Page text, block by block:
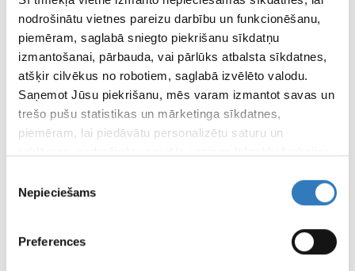
nodrošinātu vietnes pareizu darbību un funkcionēšanu,
piemēram, saglabā sniegto piekrišanu sīkdatņu
izmantošanai, pārbauda, vai pārlūks atbalsta sīkdatnes,
atšķir cilvēkus no robotiem, saglabā izvēlēto valodu.
Saņemot Jūsu piekrišanu, mēs varam izmantot savas un
trešo pušu statistikas un mārketinga sīkdatnes,
piemēram, lai piedāvātu personalizētu saturu un
Informāciju par to, kā Jūs izmantojat mūsu vietni, mēs
varam kopīgot ar saviem sociālās saziņas līdzekļu,
apvienot ar citu informāciju, ko viņiem sniedzat vai ko
izvēle
Nepieciešams
Preferences
SPECIĀLISTI
SIA “Vizuālā diagnostika” speciālisti
APDROŠINĀTĀJI
Apskati apdrošinātājus šeit
LAPAS